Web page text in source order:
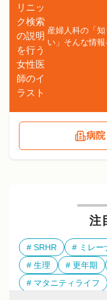
産婦人科の「
い」そんな情報
病
注
SRHR ミレー
生理
更年期
マタニティライフ